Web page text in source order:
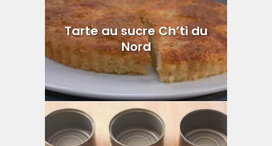
Tarte au sucre Ch’ti du
Nord